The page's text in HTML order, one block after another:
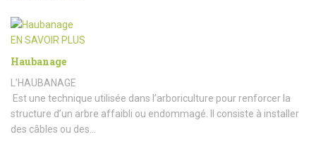
EN SAVOIR PLUS
Haubanage
L’HAUBANAGE
Est une technique utilisée dans l’arboriculture pour renforcer la
structure d’un arbre affaibli ou endommagé. Il consiste à installer
des câbles ou des…